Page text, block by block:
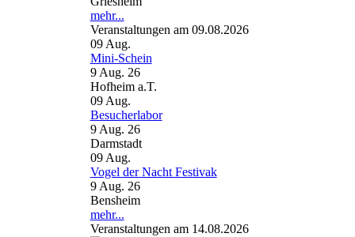
mehr...
Veranstaltungen am 09.08.2026
09 Aug.
Mini-Schein
9 Aug. 26
Hofheim a.T.
09 Aug.
Besucherlabor
9 Aug. 26
Darmstadt
09 Aug.
Vogel der Nacht Festivak
9 Aug. 26
Bensheim
mehr...
Veranstaltungen am 14.08.2026